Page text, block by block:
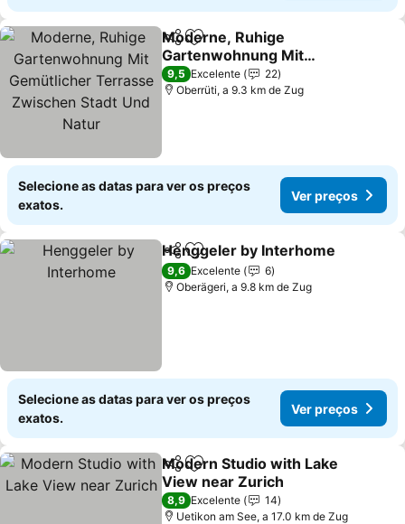
PartilharAdicionar aos favoritos
Moderne, Ruhige
Gartenwohnung Mit
Gemütlicher Terrasse
Zwischen Stadt Und
Ver preços
9,5 Excelente
22
Oberrüti, a 9.3 km de Zug
Selecione as datas para ver os preços
exatos.
Ver preços
PartilharAdicionar aos favoritos
Henggeler by Interhome
9,6 Excelente
6
Oberägeri, a 9.8 km de Zug
Selecione as datas para ver os preços
exatos.
Ver preços
PartilharAdicionar aos favoritos
Modern Studio with Lake
View near Zurich
Ver preços
8,9 Excelente
14
Uetikon am See, a 17.0 km de Zug